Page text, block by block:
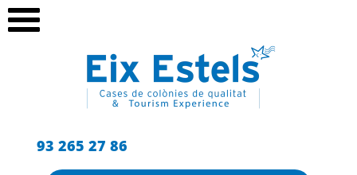
93 265 27 86